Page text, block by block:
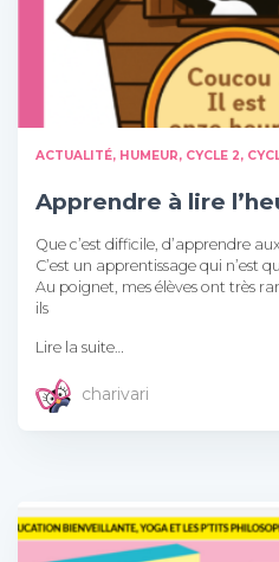
ACTUALITÉ, HUMEUR CYCLE 2
Apprendre à lire
Que c’est difficile, d’apprendre
C’est un apprentissage qui n’est
Au poignet, mes élèves ont très
ils
Lire la suite…
charivari